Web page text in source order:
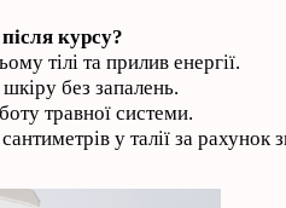
курсу?
тілі та прилив енергії.
без запалень.
травної системи.
у талії за рахунок